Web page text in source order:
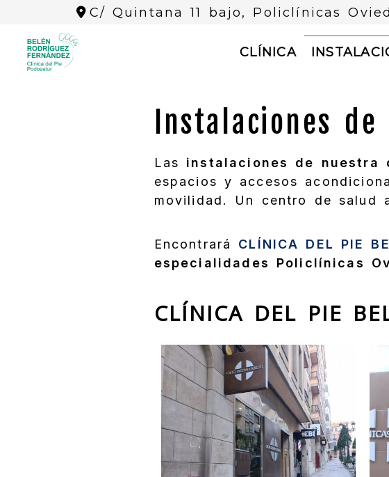
C/ Quintana 11 bajo, Policlínicas
CLÍNICA
Instalaciones
Las instalaciones de nuestra
espacios y accesos
movilidad. Un centro de salud
Encontrará CLÍNICA DEL PIE
especialidades Policlínicas
CLÍNICA DEL PIE